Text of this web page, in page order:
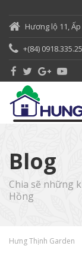
Hương lộ 11,
+(84)
Blog
Chia sẽ những
Hồng
Hưng Thịnh Garden